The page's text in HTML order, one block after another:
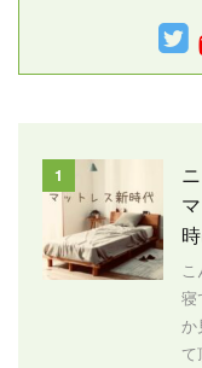
1
寝
か